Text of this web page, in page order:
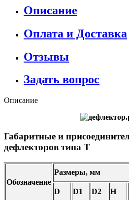
Описание
Оплата и Доставка
Отзывы
Задать вопрос
Описание
Габаритные и
дефлекторов типа Т
Обозначение
Размеры, мм
D D1 D2 H